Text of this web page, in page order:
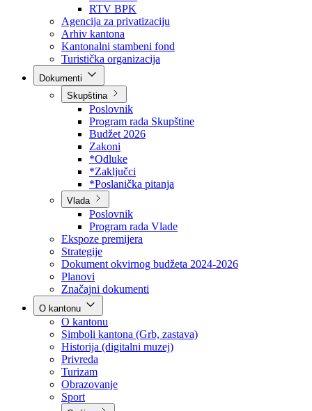
Direkcija za šumarstvo
Javna preduzeća
BPK šume
RTV BPK
Agencija za privatizaciju
Arhiv kantona
Kantonalni stambeni fond
Turistička organizacija
Skupština
Poslovnik
Program rada Skupštine
Budžet 2026
Zakoni
*Odluke
*Zaključci
*Poslanička pitanja
Vlada
Poslovnik
Program rada Vlade
Ekspoze premijera
Strategije
Dokument okvirnog budžeta 2024-2026
Planovi
Značajni dokumenti
O kantonu
O kantonu
Simboli kantona (Grb, zastava)
Historija (digitalni muzej)
Privreda